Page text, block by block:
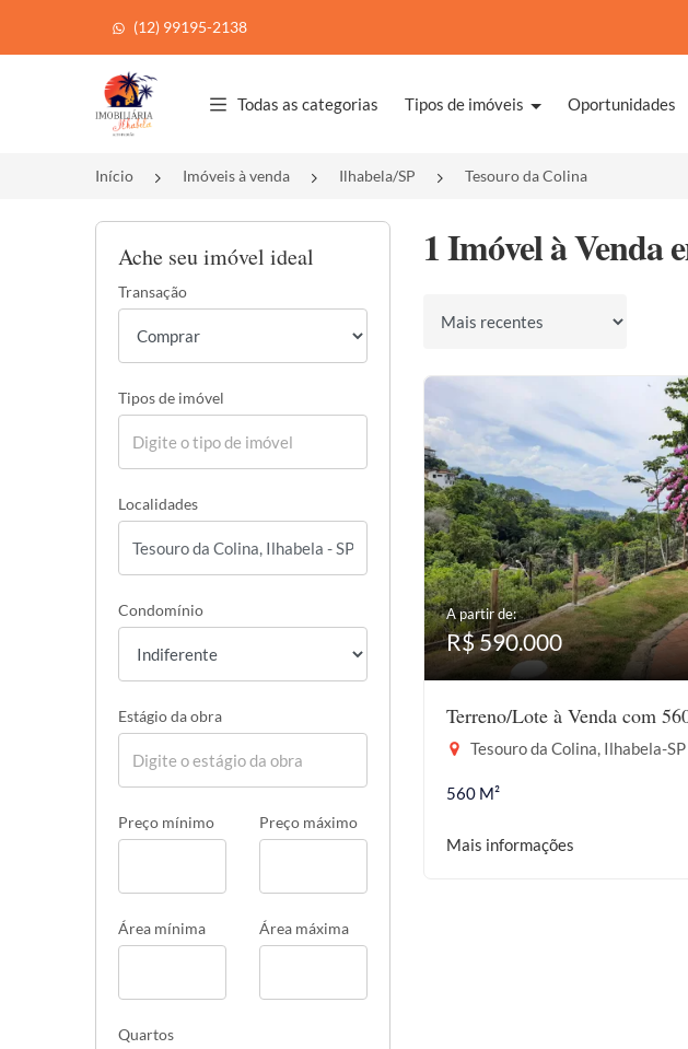
(12) 99195-2138
Página inicial
Todas as categorias Tipos de imóveis Oportunidades
Início Imóveis à venda Ilhabela/SP Tesouro da Colina
Ache seu imóvel ideal
Transação
Tipos de imóvel
Localidades
Condomínio
Estágio da obra
Preço mínimo Preço máximo
Área mínima Área máxima
Quartos
1 Imóvel à Venda
Ordenar por
A partir de:
R$ 590.000
Terreno/Lote à Venda com
Tesouro da Colina, Ilhabela-SP
560 M²
Mais informações